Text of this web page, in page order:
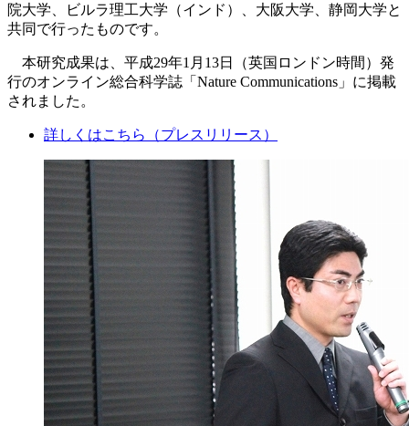
院大学、ビルラ理工大学（インド）、大阪大学、静岡大学と
共同で行ったものです。
本研究成果は、平成29年1月13日（英国ロンドン時間）発
行のオンライン総合科学誌「Nature Communications」に掲載
されました。
詳しくはこちら（プレスリリース）